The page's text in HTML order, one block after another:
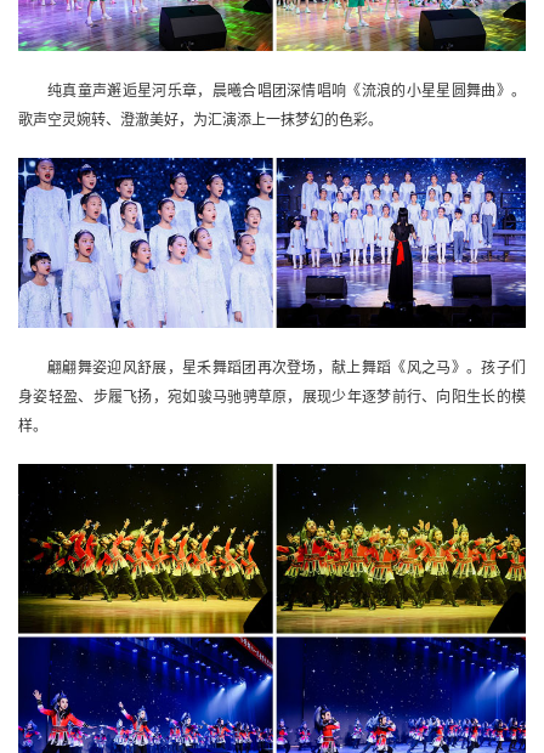
纯真童声邂逅星河乐章，晨曦合唱团深情唱响《流浪的小星星圆舞曲》。
歌声空灵婉转、澄澈美好，为汇演添上一抹梦幻的色彩。
翩翩舞姿迎风舒展，星禾舞蹈团再次登场，献上舞蹈《风之马》。孩子们
身姿轻盈、步履飞扬，宛如骏马驰骋草原，展现少年逐梦前行、向阳生长的模
样。